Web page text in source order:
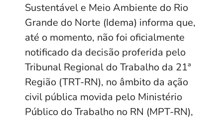
Sustentável e Meio Ambiente do Rio
Grande do Norte (Idema) informa que,
até o momento, não foi oficialmente
notificado da decisão proferida pelo
Tribunal Regional do Trabalho da 21ª
Região (TRT-RN), no âmbito da ação
civil pública movida pelo Ministério
Público do Trabalho no RN (MPT-RN),